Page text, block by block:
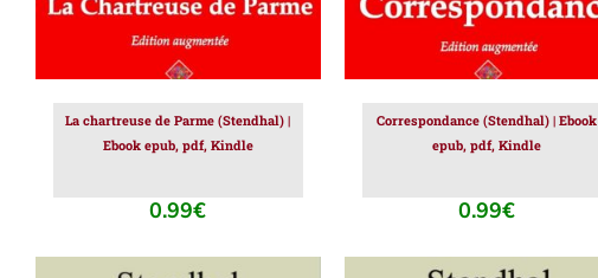
La chartreuse de Parme (Stendhal) |
Ebook epub, pdf, Kindle
0.99€
Correspondance (Stendhal) | Ebook
epub, pdf, Kindle
0.99€